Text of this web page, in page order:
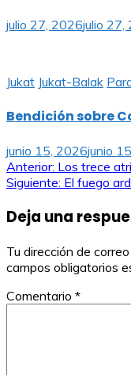
julio 27, 2026julio 27,
Jukat Jukat-Balak
Bendición sobre
junio 15, 2026junio
Navegación
entradas
Anterior: Los trece
Siguiente: El fuego
Deja una
Tu dirección de
campos obligatorios
Comentario *